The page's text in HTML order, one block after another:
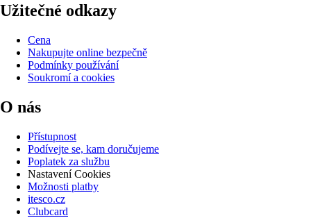
Užitečné odkazy
Cena
Nakupujte online bezpečně
Podmínky používání
Soukromí a cookies
O nás
Přístupnost
Podívejte se, kam doručujeme
Poplatek za službu
Nastavení Cookies
Možnosti platby
itesco.cz
Clubcard